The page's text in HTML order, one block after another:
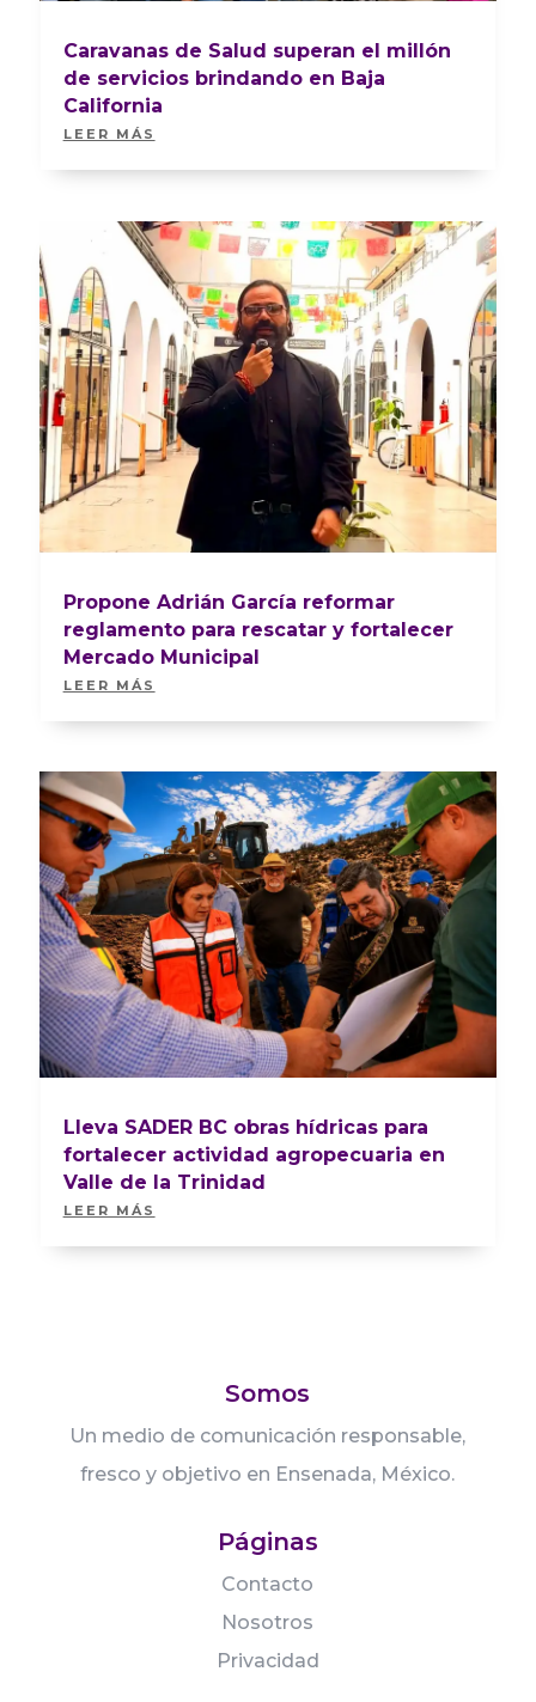
Caravanas de Salud superan el millón
de servicios brindando en Baja
California
LEER MÁS
Propone Adrián García reformar
reglamento para rescatar y fortalecer
Mercado Municipal
LEER MÁS
Lleva SADER BC obras hídricas para
fortalecer actividad agropecuaria en
Valle de la Trinidad
LEER MÁS
Somos
Un medio de comunicación responsable,
fresco y objetivo en Ensenada, México.
Páginas
Contacto
Nosotros
Privacidad